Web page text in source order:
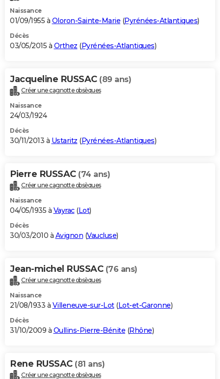
Naissance
01/09/1955 à Oloron-Sainte-Marie (Pyrénées-Atlantiques)
Décès
03/05/2015 à Orthez (Pyrénées-Atlantiques)
Jacqueline RUSSAC (89 ans)
Créer une cagnotte obsèques
Naissance
24/03/1924
Décès
30/11/2013 à Ustaritz (Pyrénées-Atlantiques)
Pierre RUSSAC (74 ans)
Créer une cagnotte obsèques
Naissance
04/05/1935 à Vayrac(Lot)
Décès
30/03/2010 à Avignon (Vaucluse)
Jean-michel RUSSAC (76 ans)
Créer une cagnotte obsèques
Naissance
21/08/1933 à Villeneuve-sur-Lot(Lot-et-Garonne)
Décès
31/10/2009 à Oullins-Pierre-Bénite (Rhône)
Rene RUSSAC (81 ans)
Créer une cagnotte obsèques